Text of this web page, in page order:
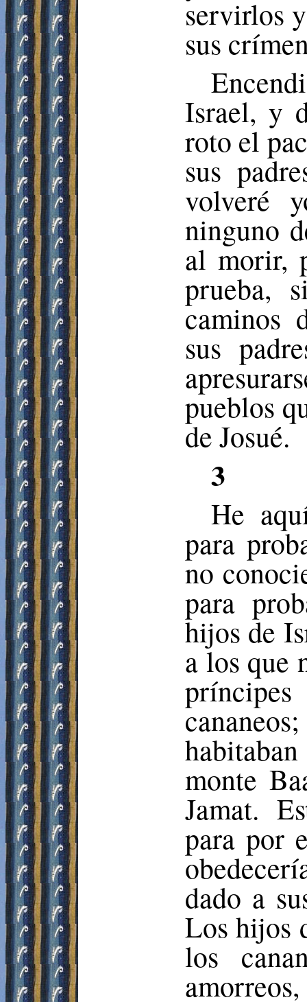
servirlos
sus
Israel, y
roto el
sus
volveré
ninguno
al morir,
prueba,
caminos
sus
pueblos
de Josué.
3
He
para
no
para
hijos de
a los que
monte
Jamat.
para por
dado a
Los hijos
los